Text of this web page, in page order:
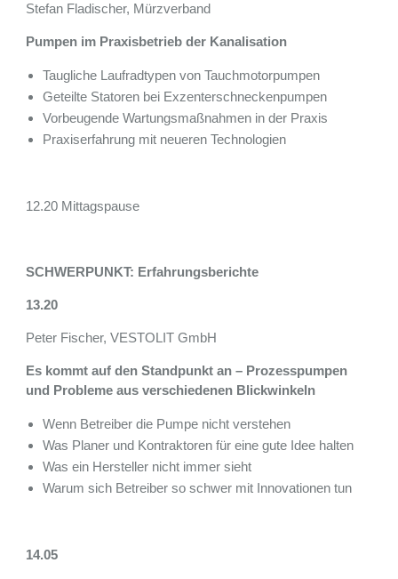
Stefan Fladischer, Mürzverband
Pumpen im Praxisbetrieb der Kanalisation
Taugliche Laufradtypen von Tauchmotorpumpen
Geteilte Statoren bei Exzenterschneckenpumpen
Vorbeugende Wartungsmaßnahmen in der Praxis
Praxiserfahrung mit neueren Technologien
12.20 Mittagspause
SCHWERPUNKT: Erfahrungsberichte
13.20
Peter Fischer, VESTOLIT GmbH
Es kommt auf den Standpunkt an – Prozesspumpen
und Probleme aus verschiedenen Blickwinkeln
Wenn Betreiber die Pumpe nicht verstehen
Was Planer und Kontraktoren für eine gute Idee halten
Was ein Hersteller nicht immer sieht
Warum sich Betreiber so schwer mit Innovationen tun
14.05